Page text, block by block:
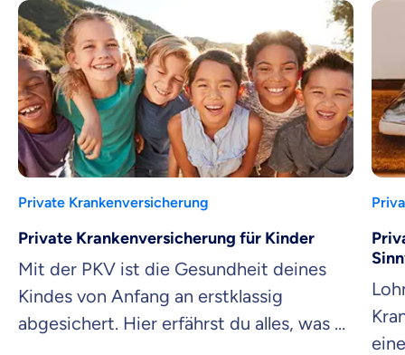
Private Krankenversicherung
Private Krankenversicherung für Kinder
Mit der PKV ist die Gesundheit deines
Kindes von Anfang an erstklassig
abgesichert. Hier erfährst du alles, was es